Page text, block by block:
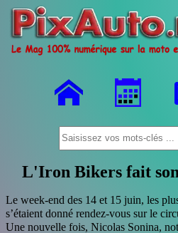
L'Iron Bikers fait
Le week-end des 14 et 15 juin, les
s’étaient donné rendez-vous sur le
Une nouvelle fois, Nicolas Sonina,